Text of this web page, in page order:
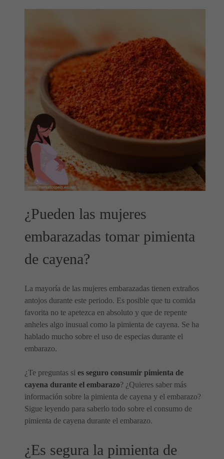
¿Pueden las mujeres
embarazadas tomar pimienta
de cayena?
La mayoría de las mujeres embarazadas tienen extraños
antojos durante este periodo. Es posible que tu comida
favorita no te apetezca en absoluto y que de repente
anheles algo inusual como la pimienta de cayena. Se ha
hablado mucho sobre el uso de especias durante el
embarazo.
¿Te preguntas si es seguro consumir pimienta de
cayena durante el embarazo? ¿Quieres saber más
información sobre la pimienta de cayena y el embarazo?
Sigue leyendo para saberlo todo sobre el consumo de
pimienta de cayena durante el embarazo.
¿Es segura la pimienta de